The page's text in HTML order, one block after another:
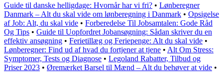
Guide til danske helligdage: Hvornår har vi fri? • Lønberegner
Danmark – Alt du skal vide om lønberegning i Danmark • Opsigelse
af Job: Alt, du skal vide • Forberedelse Til Jobsamtalen: Gode Råd
Og Tips • Guide til Uopfordret Jobansøgning: Sådan skriver du en
effektiv ansøgning • Ferietillæg og Feriepenge: Alt du skal vide •
Lønberegner: Find ud af hvad du fortjener at tjene • Alt Om Stress:
Symptomer, Tests og Diagnose • Legoland Rabatter, Tilbud og
Priser 2023 • Øremærket Barsel til Mænd – Alt du behøver at vide •